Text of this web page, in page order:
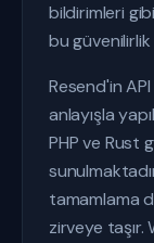
bildirimleri
bu
Resend'in
anlayışla
PHP ve Rust
tamamlama
zirveye